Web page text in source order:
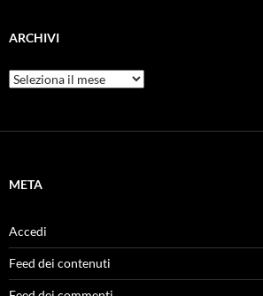
ARCHIVI
Archivi
META
Accedi
Feed dei contenuti